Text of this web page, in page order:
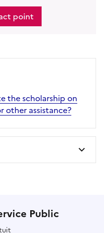
point
the scholarship on
other assistance?
Public